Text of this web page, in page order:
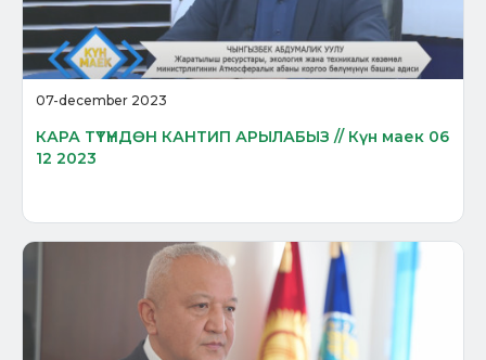
07-december 2023
КАРА ТҮТҮНДӨН КАНТИП АРЫЛАБЫЗ // Күн маек 06
12 2023